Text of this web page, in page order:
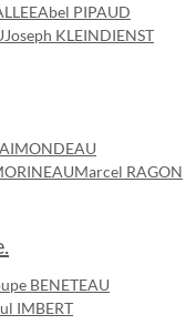
Abel PIPAUD
Joseph KLEINDIENST
Marcel RAGON
BENETEAU
IMBERT